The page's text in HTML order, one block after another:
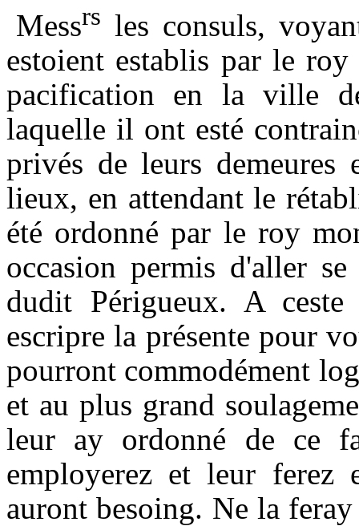
Messrs les consuls,
estoient establis par le
pacification en la ville
laquelle il ont esté
privés de leurs
lieux, en attendant le
été ordonné par le roy
occasion permis d'aller
dudit Périgueux. A
escripre la présente pour
pourront commodément
et au plus grand
leur ay ordonné de ce
employerez et leur
auront besoing. Ne la